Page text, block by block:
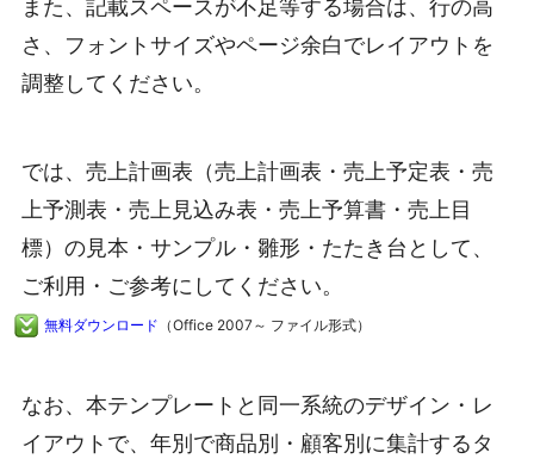
また、記載スペースが不足等する場合は、行の高
さ、フォントサイズやページ余白でレイアウトを
調整してください。
では、売上計画表（売上計画表・売上予定表・売
上予測表・売上見込み表・売上予算書・売上目
標）の見本・サンプル・雛形・たたき台として、
ご利用・ご参考にしてください。
無料ダウンロード （Office 2007～ ファイル形式）
なお、本テンプレートと同一系統のデザイン・レ
イアウトで、年別で商品別・顧客別に集計するタ